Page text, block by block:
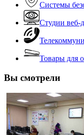
Системы
Студии веб-
Товары для
Вы смотрели